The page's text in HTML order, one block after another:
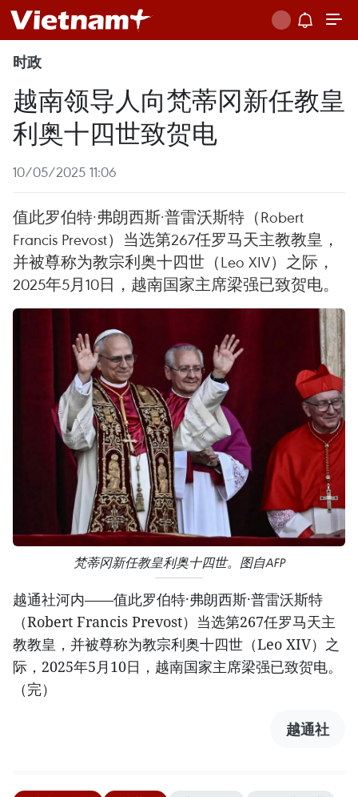
时政
越南领导人向梵蒂冈新任教皇
利奥十四世致贺电
10/05/2025 11:06
值此罗伯特·弗朗西斯·普雷沃斯特（Robert
Francis Prevost）当选第267任罗马天主教教皇，
并被尊称为教宗利奥十四世（Leo XIV）之际，
2025年5月10日，越南国家主席梁强已致贺电。
梵蒂冈新任教皇利奥十四世。图自AFP
越通社河内——值此罗伯特·弗朗西斯·普雷沃斯特
（Robert Francis Prevost）当选第267任罗马天主
教教皇，并被尊称为教宗利奥十四世（Leo XIV）之
际，2025年5月10日，越南国家主席梁强已致贺电。
（完）
越通社